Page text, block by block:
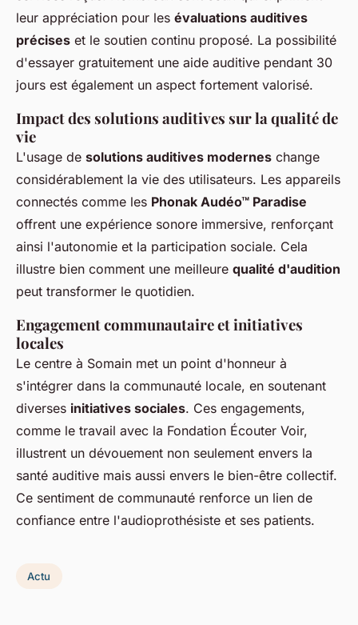
leur appréciation pour les évaluations auditives
précises et le soutien continu proposé. La possibilité
d'essayer gratuitement une aide auditive pendant 30
jours est également un aspect fortement valorisé.
Impact des solutions auditives sur la qualité de
vie
L'usage de solutions auditives modernes change
considérablement la vie des utilisateurs. Les appareils
connectés comme les Phonak Audéo™ Paradise
offrent une expérience sonore immersive, renforçant
ainsi l'autonomie et la participation sociale. Cela
illustre bien comment une meilleure qualité d'audition
peut transformer le quotidien.
Engagement communautaire et initiatives
locales
Le centre à Somain met un point d'honneur à
s'intégrer dans la communauté locale, en soutenant
diverses initiatives sociales. Ces engagements,
comme le travail avec la Fondation Écouter Voir,
illustrent un dévouement non seulement envers la
santé auditive mais aussi envers le bien-être collectif.
Ce sentiment de communauté renforce un lien de
confiance entre l'audioprothésiste et ses patients.
Actu